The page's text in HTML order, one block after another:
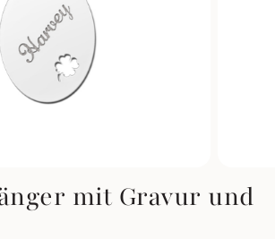
mit Gravur und